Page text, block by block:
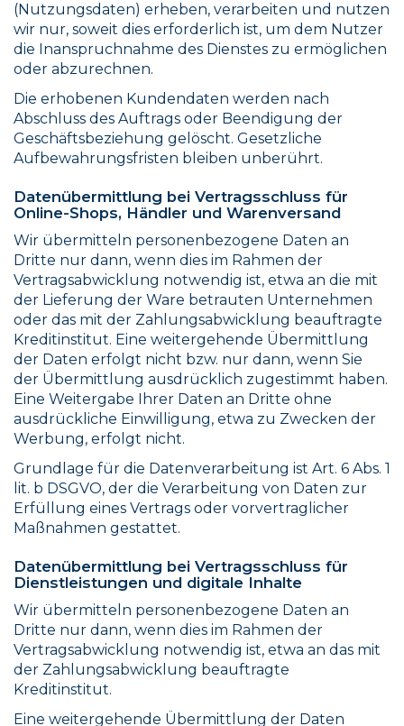
(Nutzungsdaten) erheben, verarbeiten und nutzen
wir nur, soweit dies erforderlich ist, um dem Nutzer
die Inanspruchnahme des Dienstes zu ermöglichen
oder abzurechnen.
Die erhobenen Kundendaten werden nach
Abschluss des Auftrags oder Beendigung der
Geschäftsbeziehung gelöscht. Gesetzliche
Aufbewahrungsfristen bleiben unberührt.
Datenübermittlung bei Vertragsschluss für
Online-Shops, Händler und Warenversand
Wir übermitteln personenbezogene Daten an
Dritte nur dann, wenn dies im Rahmen der
Vertragsabwicklung notwendig ist, etwa an die mit
der Lieferung der Ware betrauten Unternehmen
oder das mit der Zahlungsabwicklung beauftragte
Kreditinstitut. Eine weitergehende Übermittlung
der Daten erfolgt nicht bzw. nur dann, wenn Sie
der Übermittlung ausdrücklich zugestimmt haben.
Eine Weitergabe Ihrer Daten an Dritte ohne
ausdrückliche Einwilligung, etwa zu Zwecken der
Werbung, erfolgt nicht.
Grundlage für die Datenverarbeitung ist Art. 6 Abs. 1
lit. b DSGVO, der die Verarbeitung von Daten zur
Erfüllung eines Vertrags oder vorvertraglicher
Maßnahmen gestattet.
Datenübermittlung bei Vertragsschluss für
Dienstleistungen und digitale Inhalte
Wir übermitteln personenbezogene Daten an
Dritte nur dann, wenn dies im Rahmen der
Vertragsabwicklung notwendig ist, etwa an das mit
der Zahlungsabwicklung beauftragte
Kreditinstitut.
Eine weitergehende Übermittlung der Daten